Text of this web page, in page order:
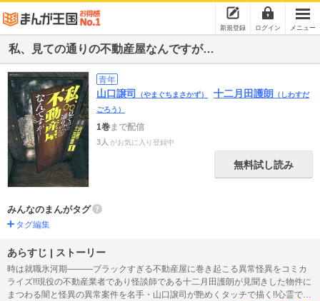
新規登録 ログイン メニュー
私、見ての通りの不動産屋なんですが…
青年
山口譲司 （やまぐちまさかず） 十二月田護朗
（しわすだ
ごろう）
1巻まで配信
3人 がお気に入り登録中
無料試し読み
みんなのまんがタグ
タグ編集
あらすじ | ストーリー
時は就職氷河期―――ブラックすぎる不動産屋に巻き起こる異常怪異をコミカ
ライズ!!現役の不動産業者であり怪談師である十二月田護朗が見聞きした物件に
まつわる闇と怪異の異常案件を名手・山口譲司が艶めくタッチで描く!!心霊であ